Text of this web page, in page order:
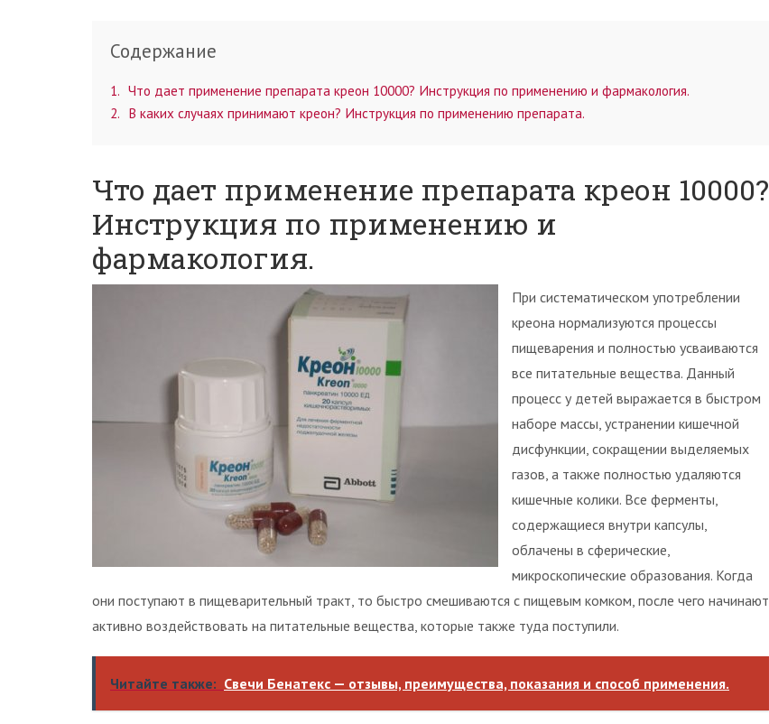
Содержание
1
Что дает применение препарата креон 10000? Инструкция по применению и фармакология.
2
В каких случаях принимают креон? Инструкция по применению препарата.
Что дает применение препарата креон 10000?
Инструкция по применению и
фармакология.
При систематическом употреблении
креона нормализуются процессы
пищеварения и полностью усваиваются
все питательные вещества. Данный
процесс у детей выражается в быстром
наборе массы, устранении кишечной
дисфункции, сокращении выделяемых
газов, а также полностью удаляются
кишечные колики. Все ферменты,
содержащиеся внутри капсулы,
облачены в сферические,
микроскопические образования. Когда
они поступают в пищеварительный тракт, то быстро смешиваются с пищевым комком, после чего начинают
активно воздействовать на питательные вещества, которые также туда поступили.
Читайте также: Свечи Бенатекс — отзывы, преимущества, показания и способ применения.